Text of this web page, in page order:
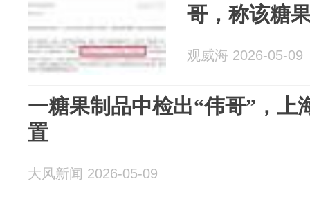
哥，称该糖
观威海 2026-05-09
一糖果制品中检出“伟哥”，上
置
大风新闻 2026-05-09